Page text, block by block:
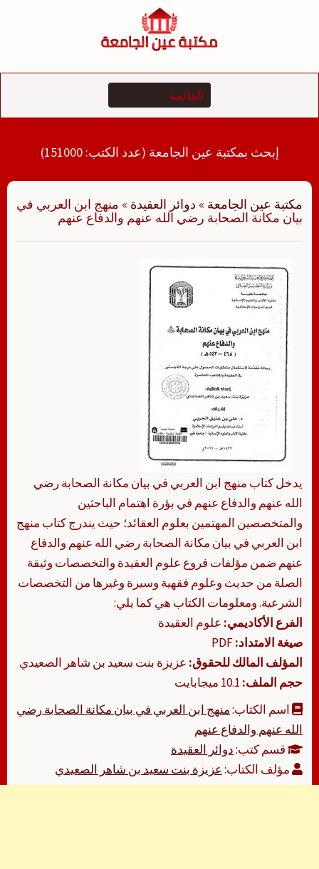
إبحث بمكتبة عين الجامعة (عدد الكتب: 151000)
مكتبة عين الجامعة » دوائر العقيدة » منهج ابن العربي في
بيان مكانة الصحابة رضي الله عنهم والدفاع عنهم
يدخل كتاب منهج ابن العربي في بيان مكانة الصحابة رضي
الله عنهم والدفاع عنهم في بؤرة اهتمام الباحثين
والمتخصصين المهتمين بعلوم العقائد؛ حيث يندرج كتاب منهج
ابن العربي في بيان مكانة الصحابة رضي الله عنهم والدفاع
عنهم ضمن مؤلفات فروع علوم العقيدة والتخصصات وثيقة
الصلة من حديث وعلوم فقهية وسيرة وغيرها من التخصصات
الشرعية. ومعلومات الكتاب هي كما يلي:
الفرع الأكاديمي: علوم العقيدة
صيغة الامتداد:
المؤلف المالك للحقوق: عزيزة بنت سعيد بن شاهر الصعيدي
حجم الملف:
اسم الكتاب:منهج ابن العربي في بيان مكانة الصحابة رضي
الله عنهم والدفاع عنهم
قسم كتب:دوائر العقيدة
مؤلف الكتاب:عزيزة بنت سعيد بن شاهر الصعيدي